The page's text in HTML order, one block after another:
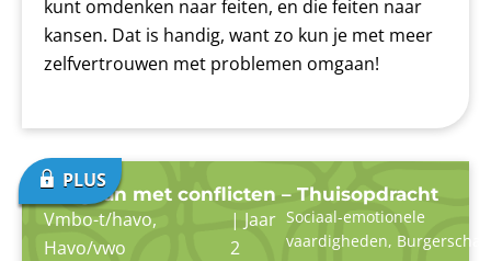
kunt omdenken naar feiten, en die feiten naar
kansen. Dat is handig, want zo kun je met meer
zelfvertrouwen met problemen omgaan!
Omgaan met conflicten – Thuisopdracht
Vmbo-t/havo,
Havo/vwo
| Jaar
2
Sociaal-emotionele
vaardigheden, Burgerschap